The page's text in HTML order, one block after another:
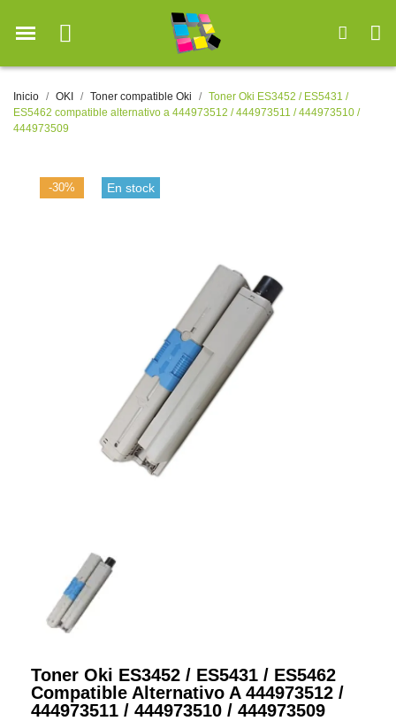
Inicio OKI Toner compatible Oki
Toner Oki ES3452 / ES5431 /
ES5462 compatible alternativo a 444973512 / 444973511 / 444973510 /
444973509
-30% En stock
Toner Oki ES3452 / ES5431 / ES5462
Compatible Alternativo A 444973512 /
444973511 / 444973510 / 444973509